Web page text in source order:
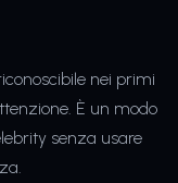
nei primi
È un modo
senza usare